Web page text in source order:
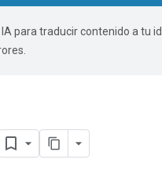
para traducir contenido a tu